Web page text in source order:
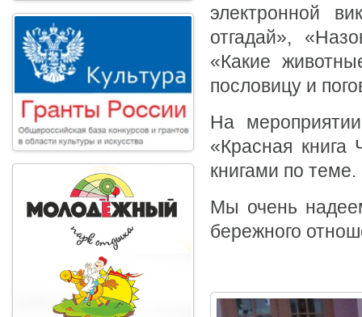
электронной
отгадай»,
«Какие
пословицу и
На
«Красная книга
книгами по теме.
Мы очень
бережного